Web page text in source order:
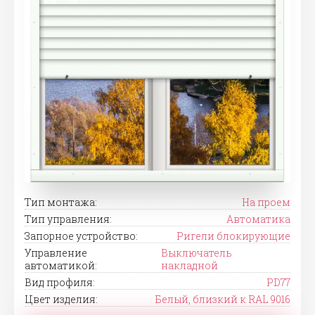
Тип монтажа:
На проем
Тип управления:
Автоматика
Запорное устройство:
Ригели блокирующие
Управление
автоматикой:
Выключатель
накладной
Вид профиля:
PD77
Цвет изделия:
Белый, близкий к RAL 9016